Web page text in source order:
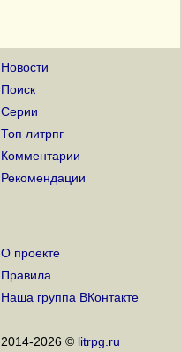
Новости
Поиск
Серии
Топ литрпг
Комментарии
Рекомендации
О проекте
Правила
Наша группа ВКонтакте
2014-2026 © litrpg.ru